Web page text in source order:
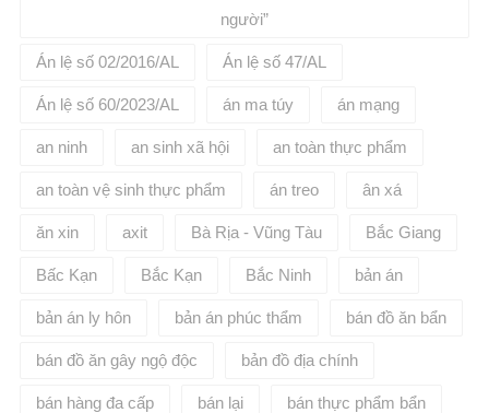
người”
Án lệ số 02/2016/AL Án lệ số 47/AL
Án lệ số 60/2023/AL án ma túy án mạng
an ninh an sinh xã hội an toàn thực phẩm
an toàn vệ sinh thực phẩm án treo ân xá
ăn xin axit Bà Rịa - Vũng Tàu Bắc Giang
Bấc Kạn Bắc Kạn Bắc Ninh bản án
bản án ly hôn bản án phúc thẩm bán đồ ăn bẩn
bán đồ ăn gây ngộ độc bản đồ địa chính
bán hàng đa cấp bán lại bán thực phẩm bẩn